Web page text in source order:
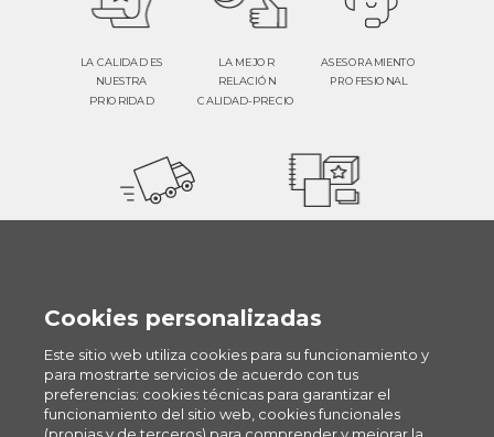
Diferencia brochure
folletos flyers
Tipos de encuadernacion
LA CALIDAD ES
NUESTRA
PRIORIDAD
LA MEJOR
RELACIÓN
CALIDAD-PRECIO
ASESORAMIENTO
PROFESIONAL
Cookies personalizadas
Este sitio web utiliza cookies para su funcionamiento y
para mostrarte servicios de acuerdo con tus
preferencias: cookies técnicas para garantizar el
funcionamiento del sitio web, cookies funcionales